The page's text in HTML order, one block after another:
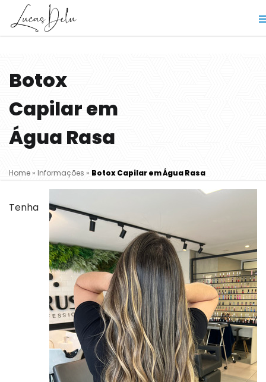
Botox
Capilar em
Água Rasa
Home» Informações » Botox Capilar em Água Rasa
Tenha